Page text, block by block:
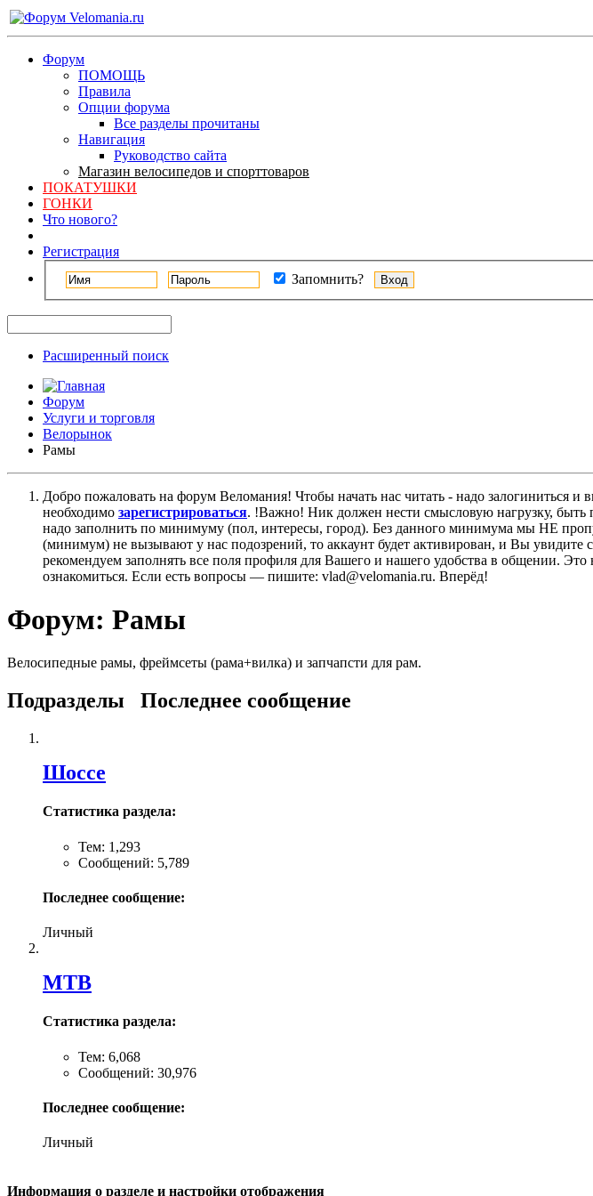
Форум
ПОМОЩЬ
Правила
Опции форума
Все разделы прочитаны
Навигация
Руководство сайта
Магазин велосипедов и спорттоваров
ПОКАТУШКИ
ГОНКИ
Что нового?
Регистрация
Запомнить?
Расширенный поиск
Форум
Услуги и торговля
Велорынок
Рамы
Добро пожаловать на форум Веломания! Чтобы начать нас читать - надо залогиниться
необходимо зарегистрироваться. !Важно! Ник должен нести смысловую нагрузку,
надо заполнить по минимуму (пол, интересы, город). Без данного минимума мы НЕ
(минимум) не вызывают у нас подозрений, то аккаунт будет активирован, и Вы
рекомендуем заполнять все поля профиля для Вашего и нашего удобства в общении.
ознакомиться. Если есть вопросы — пишите: vlad@velomania.ru. Вперёд!
Форум: Рамы
Велосипедные рамы, фреймсеты (рама+вилка) и запчапсти для рам.
Подразделы Последнее сообщение
Шоссе
Статистика раздела:
Тем: 1,293
Сообщений: 5,789
Последнее сообщение:
Личный
MTB
Статистика раздела:
Тем: 6,068
Сообщений: 30,976
Последнее сообщение:
Личный
Информация о разделе и настройки отображения